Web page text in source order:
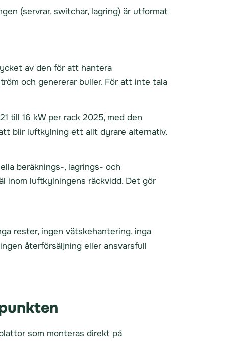
(servrar, switchar, lagring) är utformat
av den för att hantera
och genererar buller. För att inte tala
till 16 kW per rack 2025, med den
blir luftkylning ett allt dyrare alternativ.
beräknings-, lagrings- och
inom luftkylningens räckvidd. Det gör
rester, ingen vätskehantering, inga
återförsäljning eller ansvarsfull
som monteras direkt på